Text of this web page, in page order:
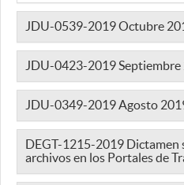
JDU-0539-2019 Octubre
JDU-0423-2019 Septiembre
JDU-0349-2019 Agosto
DEGT-1215-2019 Dictamen
archivos en los Portales de